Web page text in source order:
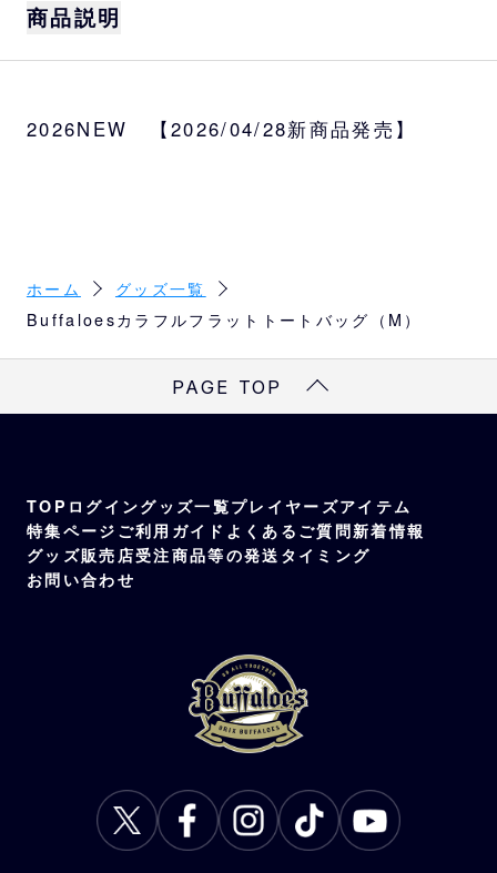
商品説明
野球観戦はもちろん、普段使いにもおすすめ
内容量：約5L
カラー
パステルエメラルド×マンダリンオレンジ、パ
ステルイエロー×ダークブラウン、パステルパ
ープル×ビビッドイエロー
2026NEW 【2026/04/28新商品発売】
ホーム
グッズ一覧
Buffaloesカラフルフラットトートバッグ（M）
PAGE TOP
TOP ログイングッズ一覧プレイヤーズアイテム
特集ページ ご利用ガイド よくあるご質問新着情報
グッズ販売店受注商品等の発送タイミング
お問い合わせ